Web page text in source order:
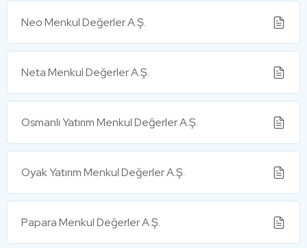
Neo Menkul Değerler A.Ş.
Neta Menkul Değerler A.Ş.
Osmanlı Yatırım Menkul Değerler A.Ş.
Oyak Yatırım Menkul Değerler A.Ş.
Papara Menkul Değerler A.Ş.